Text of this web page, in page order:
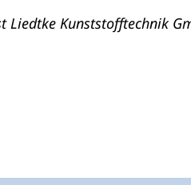
Liedtke Kunststofftechnik